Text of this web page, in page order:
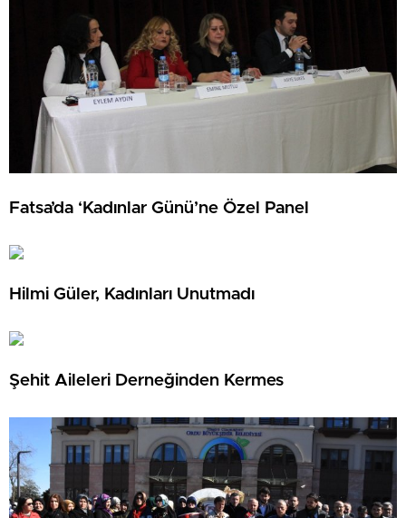
Fatsa’da ‘Kadınlar Günü’ne Özel Panel
Hilmi Güler, Kadınları Unutmadı
Şehit Aileleri Derneğinden Kermes